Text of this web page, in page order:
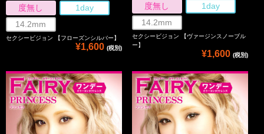
度無し
1day
14.2mm
セクシービジョン 【フローズンシルバー】
¥1,600 (税別)
度無し
1day
14.2mm
セクシービジョン 【ヴァージンスノーブル
ー】
¥1,600 (税別)